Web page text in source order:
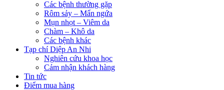
Các bệnh thường gặp
Rôm sảy – Mẩn ngứa
Mụn nhọt – Viêm da
Chàm – Khô da
Các bệnh khác
Tạp chí Diệp An Nhi
Nghiên cứu khoa học
Cảm nhận khách hàng
Tin tức
Điểm mua hàng